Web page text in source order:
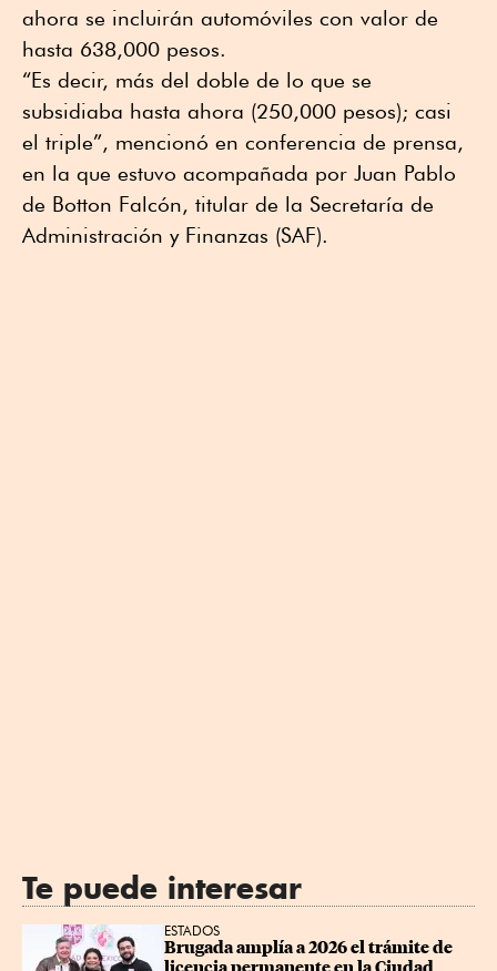
ahora se incluirán automóviles con valor de
hasta 638,000 pesos.
“Es decir, más del doble de lo que se
subsidiaba hasta ahora (250,000 pesos); casi
el triple”, mencionó en conferencia de prensa,
en la que estuvo acompañada por Juan Pablo
de Botton Falcón, titular de la Secretaría de
Administración y Finanzas (SAF).
Te puede interesar
ESTADOS
Brugada amplía a 2026 el trámite de